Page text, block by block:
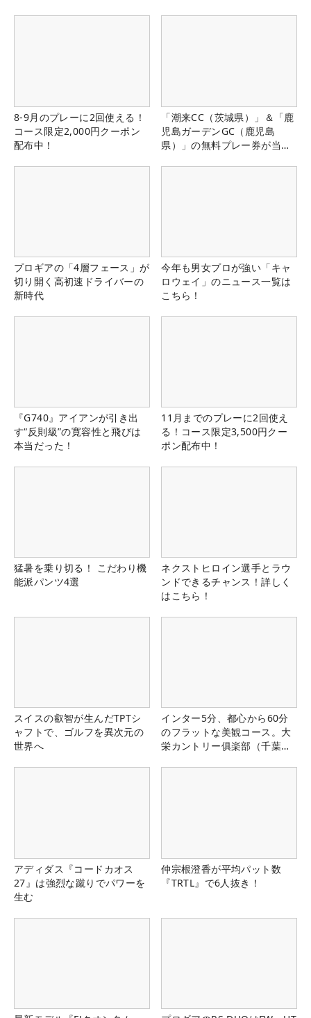
8-9月のプレーに2回使える！
コース限定2,000円クーポン
配布中！
「潮来CC（茨城県）」＆「鹿
児島ガーデンGC（鹿児島
県）」の無料プレー券が当た
プロギアの「4層フェース」が
切り開く高初速ドライバーの
新時代
今年も男女プロが強い「キャ
ロウェイ」のニュース一覧は
こちら！
『G740』アイアンが引き出
す“反則級”の寛容性と飛びは
本当だった！
11月までのプレーに2回使え
る！コース限定3,500円クー
ポン配布中！
猛暑を乗り切る！ こだわり機
能派パンツ4選
ネクストヒロイン選手とラウ
ンドできるチャンス！詳しく
はこちら！
スイスの叡智が生んだTPTシ
ャフトで、ゴルフを異次元の
世界へ
インター5分、都心から60分
のフラットな美観コース。大
栄カントリー俱楽部（千葉
アディダス『コードカオス
27』は強烈な蹴りでパワーを
生む
仲宗根澄香が平均パット数
『TRTL』で6人抜き！